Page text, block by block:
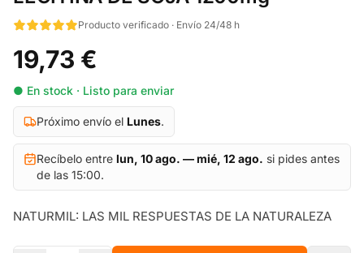
Producto verificado · Envío 24/48 h
19,73 €
● En stock · Listo para enviar
Próximo envío el Lunes.
Recíbelo entre lun, 10 ago. — mié, 12 ago. si pides antes
de las 15:00.
NATURMIL: LAS MIL RESPUESTAS DE LA NATURALEZA